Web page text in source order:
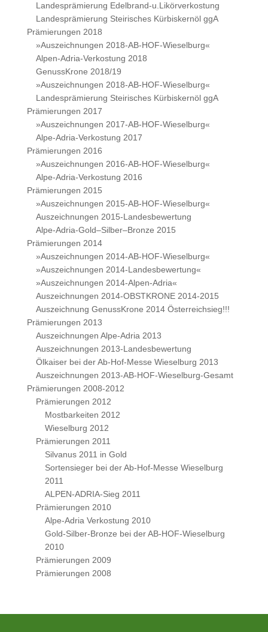
Landesprämierung Edelbrand-u.Likörverkostung
Landesprämierung Steirisches Kürbiskernöl ggA
Prämierungen 2018
»Auszeichnungen 2018-AB-HOF-Wieselburg«
Alpen-Adria-Verkostung 2018
GenussKrone 2018/19
»Auszeichnungen 2018-AB-HOF-Wieselburg«
Landesprämierung Steirisches Kürbiskernöl ggA
Prämierungen 2017
»Auszeichnungen 2017-AB-HOF-Wieselburg«
Alpe-Adria-Verkostung 2017
Prämierungen 2016
»Auszeichnungen 2016-AB-HOF-Wieselburg«
Alpe-Adria-Verkostung 2016
Prämierungen 2015
»Auszeichnungen 2015-AB-HOF-Wieselburg«
Auszeichnungen 2015-Landesbewertung
Alpe-Adria-Gold–Silber–Bronze 2015
Prämierungen 2014
»Auszeichnungen 2014-AB-HOF-Wieselburg«
»Auszeichnungen 2014-Landesbewertung«
»Auszeichnungen 2014-Alpen-Adria«
Auszeichnungen 2014-OBSTKRONE 2014-2015
Auszeichnung GenussKrone 2014 Österreichsieg!!!
Prämierungen 2013
Auszeichnungen Alpe-Adria 2013
Auszeichnungen 2013-Landesbewertung
Ölkaiser bei der Ab-Hof-Messe Wieselburg 2013
Auszeichnungen 2013-AB-HOF-Wieselburg-Gesamt
Prämierungen 2008-2012
Prämierungen 2012
Mostbarkeiten 2012
Wieselburg 2012
Prämierungen 2011
Silvanus 2011 in Gold
Sortensieger bei der Ab-Hof-Messe Wieselburg
2011
ALPEN-ADRIA-Sieg 2011
Prämierungen 2010
Alpe-Adria Verkostung 2010
Gold-Silber-Bronze bei der AB-HOF-Wieselburg
2010
Prämierungen 2009
Prämierungen 2008